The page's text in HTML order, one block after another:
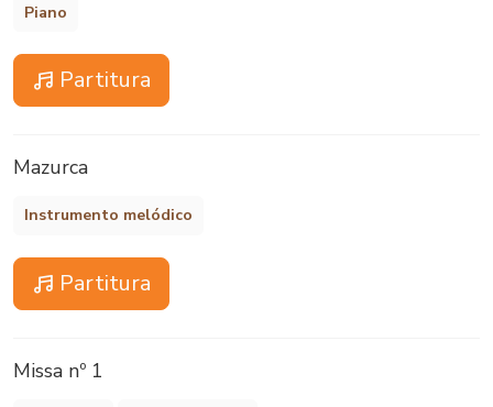
Piano
Partitura
Mazurca
Instrumento melódico
Partitura
Missa nº 1